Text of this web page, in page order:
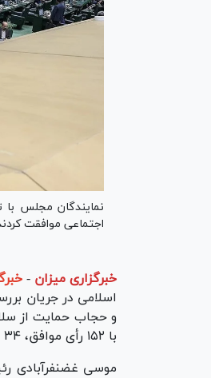
نمایندگان مجلس
اجتماعی موافقت
خبرگزاری میزان -
اسلامی در جریان
و حجاب حمایت از
با ۱۵۲ رأی موافق، ۳۴ رأی مخالف و ۷ رأی ممتنع از مجموع ۲۰۱ نماینده حاضر در جلسه موافقت کردند.
موسی غضنفرآبادی